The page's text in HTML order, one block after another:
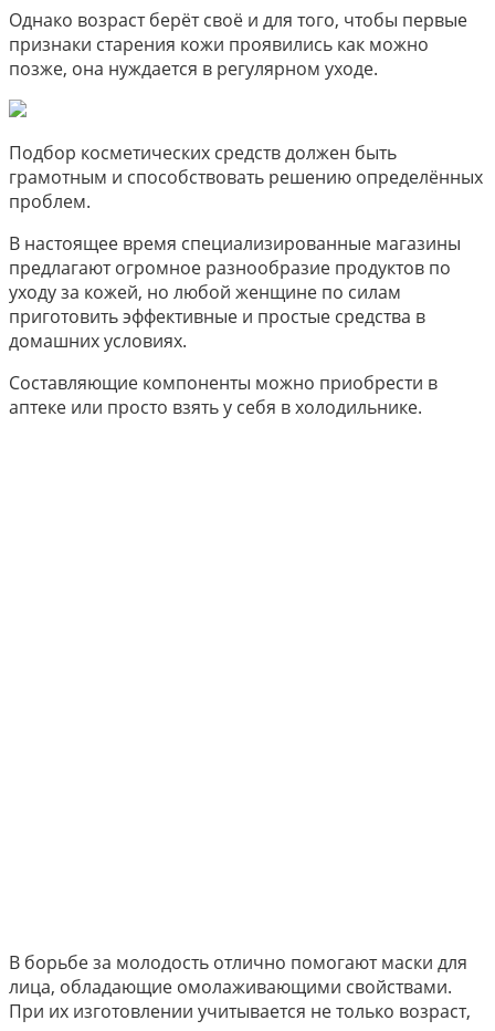
Однако возраст берёт своё и для того, чтобы первые
признаки старения кожи проявились как можно
позже, она нуждается в регулярном уходе.
Подбор косметических средств должен быть
грамотным и способствовать решению определённых
проблем.
В настоящее время специализированные магазины
предлагают огромное разнообразие продуктов по
уходу за кожей, но любой женщине по силам
приготовить эффективные и простые средства в
домашних условиях.
Составляющие компоненты можно приобрести в
аптеке или просто взять у себя в холодильнике.
В борьбе за молодость отлично помогают маски для
лица, обладающие омолаживающими свойствами.
При их изготовлении учитывается не только возраст,